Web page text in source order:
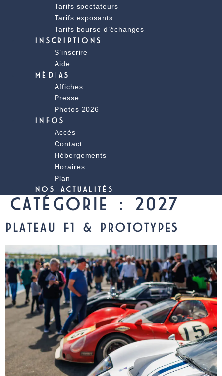
Tarifs spectateurs
Tarifs exposants
Tarifs bourse d’échanges
INSCRIPTIONS
S’inscrire
Aide
MÉDIAS
Affiches
Presse
Photos 2026
INFOS
Accès
Contact
Hébergements
Horaires
Plan
NOS ACTUALITÉS
CATÉGORIE : 2027
PLATEAU F1 & PROTOTYPES